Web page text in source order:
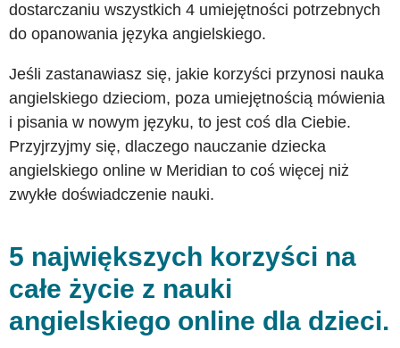
dostarczaniu wszystkich 4 umiejętności potrzebnych
do opanowania języka angielskiego.
Jeśli zastanawiasz się, jakie korzyści przynosi nauka
angielskiego dzieciom, poza umiejętnością mówienia
i pisania w nowym języku, to jest coś dla Ciebie.
Przyjrzyjmy się, dlaczego nauczanie dziecka
angielskiego online w Meridian to coś więcej niż
zwykłe doświadczenie nauki.
5 największych korzyści na
całe życie z nauki
angielskiego online dla dzieci.